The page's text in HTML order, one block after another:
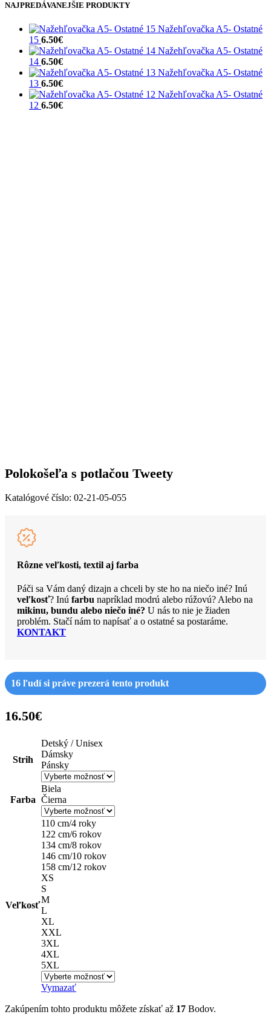
NAJPREDÁVANEJŠIE PRODUKTY
Nažehľovačka A5- Ostatné
15 6.50€
Nažehľovačka A5- Ostatné
14 6.50€
Nažehľovačka A5- Ostatné
13 6.50€
Nažehľovačka A5- Ostatné
12 6.50€
Polokošeľa s potlačou Tweety
Katalógové číslo: 02-21-05-055
Rôzne veľkosti, textil aj farba
Páči sa Vám daný dizajn a chceli by ste ho na niečo iné? Inú
veľkosť? Inú farbu napríklad modrú alebo rúžovú? Alebo na
mikinu, bundu alebo niečo iné? U nás to nie je žiaden
problém. Stačí nám to napísať a o ostatné sa postaráme.
KONTAKT
16 ľudí si práve prezerá tento produkt
16.50€
Strih
Detský / Unisex
Dámsky
Pánsky
Farba
Biela
Čierna
Veľkosť
110 cm/4 roky
122 cm/6 rokov
134 cm/8 rokov
146 cm/10 rokov
158 cm/12 rokov
XS
S
M
L
XL
XXL
3XL
4XL
5XL
Vymazať
Zakúpením tohto produktu môžete získať až 17 Bodov.